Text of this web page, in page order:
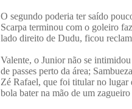
O segundo poderia ter saído
Scarpa terminou com o goleiro
lado direito de Dudu, ficou
Valente, o Junior não se
de passes perto da área;
Zé Rafael, que foi titular no lugar
bola bater na mão de um